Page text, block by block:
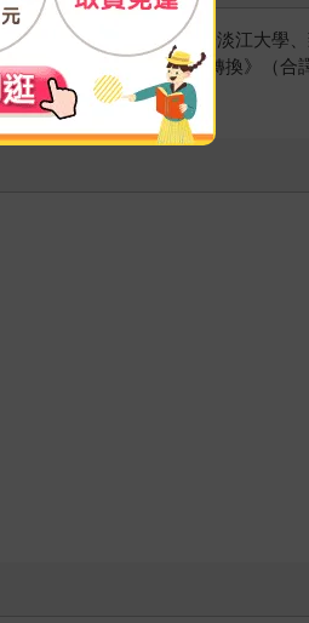
日本近代文學。曾任教於淡江大學
思想交流史中的脈絡性轉換》（
創作獎（短篇小說組）。